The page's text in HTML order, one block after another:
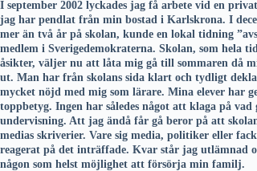
I september 2002 lyckades jag få arbete vid en
jag har pendlat från min bostad i Karlskrona. I
mer än två år på skolan, kunde en lokal tidning
medlem i Sverigedemokraterna. Skolan, som hela
åsikter, väljer nu att låta mig gå till sommaren då
ut. Man har från skolans sida klart och tydligt
mycket nöjd med mig som lärare. Mina elever har
toppbetyg. Ingen har således något att klaga på vad
undervisning. Att jag ändå får gå beror på att
medias skriverier. Vare sig media, politiker eller
reagerat på det inträffade. Kvar står jag utlämnad
någon som helst möjlighet att försörja min familj.